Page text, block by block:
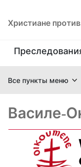
Христиане
Все пункты меню
Василе-